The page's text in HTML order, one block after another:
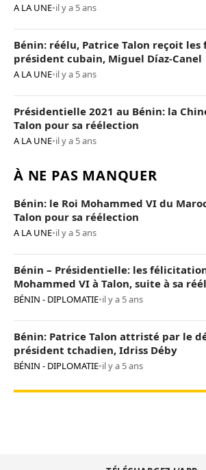
A LA UNE•il y a 5 ans
Bénin: réélu, Patrice Talon reçoit
président cubain, Miguel Díaz-Canel
A LA UNE•il y a 5 ans
Présidentielle 2021 au Bénin: la
Talon pour sa réélection
A LA UNE•il y a 5 ans
À NE PAS MANQUER
Bénin: le Roi Mohammed VI du
Talon pour sa réélection
A LA UNE•il y a 5 ans
Bénin – Présidentielle: les
Mohammed VI à Talon, suite à sa
BÉNIN - DIPLOMATIE•il y a 5 ans
Bénin: Patrice Talon attristé par le
président tchadien, Idriss Déby
BÉNIN - DIPLOMATIE•il y a 5 ans